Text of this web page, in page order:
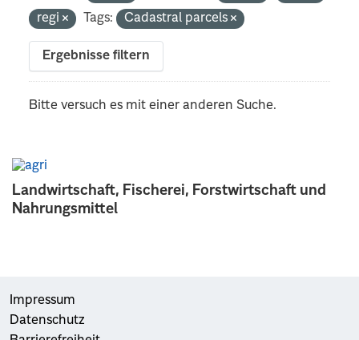
Landwirtschaft, Fischerei, Forstwirtschaft und
Nahrungsmittel
regi
Tags: Cadastral parcels
Ergebnisse filtern
Bitte versuch es mit einer anderen Suche.
Impressum
Datenschutz